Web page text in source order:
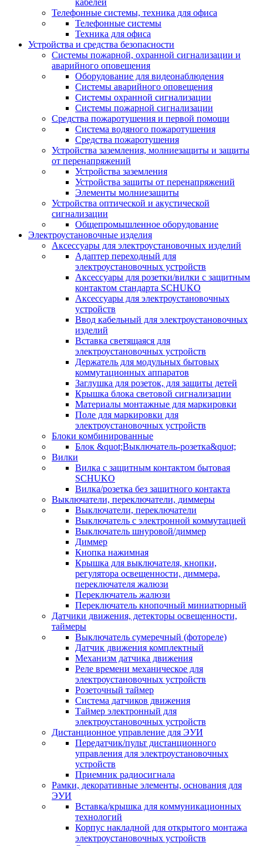
кабелей
Телефонные системы, техника для офиса
Телефонные системы
Техника для офиса
Устройства и средства безопасности
Системы пожарной, охранной сигнализации и
аварийного оповещения
Оборудование для видеонаблюдения
Системы аварийного оповещения
Системы охранной сигнализации
Системы пожарной сигнализации
Средства пожаротушения и первой помощи
Система водяного пожаротушения
Средства пожаротушения
Устройства заземления, молниезащиты и защиты
от перенапряжений
Устройства заземления
Устройства защиты от перенапряжений
Элементы молниезащиты
Устройства оптической и акустической
сигнализации
Общепромышленное оборудование
Электроустановочные изделия
Аксессуары для электроустановочных изделий
Адаптер переходный для
электроустановочных устройств
Аксессуары для розетки/вилки с защитным
контактом стандарта SCHUKO
Аксессуары для электроустановочных
устройств
Ввод кабельный для электроустановочных
изделий
Вставка светящаяся для
электроустановочных устройств
Держатель для модульных бытовых
коммутационных аппаратов
Заглушка для розеток, для защиты детей
Крышка блока световой сигнализации
Материалы монтажные для маркировки
Поле для маркировки для
электроустановочных устройств
Блоки комбинированные
Блок &quot;Выключатель-розетка&quot;
Вилки
Вилка с защитным контактом бытовая
SCHUKO
Вилка/розетка без защитного контакта
Выключатели, переключатели, диммеры
Выключатели, переключатели
Выключатель с электронной коммутацией
Выключатель шнуровой/диммер
Диммер
Кнопка нажимная
Крышка для выключателя, кнопки,
регулятора освещенности, диммера,
переключателя жалюзи
Переключатель жалюзи
Переключатель кнопочный миниатюрный
Датчики движения, детекторы освещенности,
таймеры
Выключатель сумеречный (фотореле)
Датчик движения комплектный
Механизм датчика движения
Реле времени механическое для
электроустановочных устройств
Розеточный таймер
Система датчиков движения
Таймер электронный для
электроустановочных устройств
Дистанционное управление для ЭУИ
Передатчик/пульт дистанционного
управления для электроустановочных
устройств
Приемник радиосигнала
Рамки, декоративные элементы, основания для
ЭУИ
Вставка/крышка для коммуникационных
технологий
Корпус накладной для открытого монтажа
электроустановочных устройств